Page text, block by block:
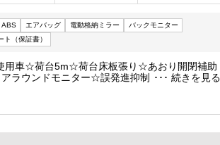
ABS エアバッグ 電動格納ミラー
バックモニター
ト（保証書）
車☆荷台5m☆荷台床板張り☆あおり開閉補助
ラウンドモニター☆誤発進抑制装置☆前後クリ